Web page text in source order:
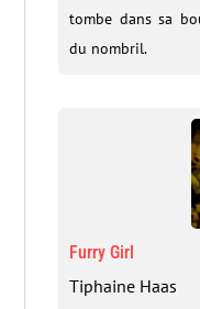
tombe dans sa
du nombril.
Furry Girl
Tiphaine Haas